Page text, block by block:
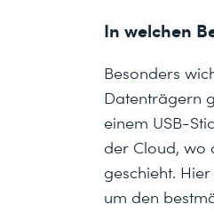
In welchen
Besonders
Datenträgern
einem USB-
der Cloud, wo
geschieht.
um den